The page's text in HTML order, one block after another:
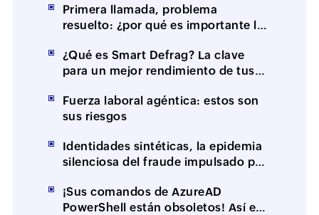
Primera llamada, problema
resuelto: ¿por qué es importante la
(FCR)?
¿Qué es Smart Defrag? La clave
para un mejor rendimiento de tus
Fuerza laboral agéntica: estos son
sus riesgos
Identidades sintéticas, la epidemia
silenciosa del fraude impulsado por
¡Sus comandos de AzureAD
PowerShell están obsoletos! Así es